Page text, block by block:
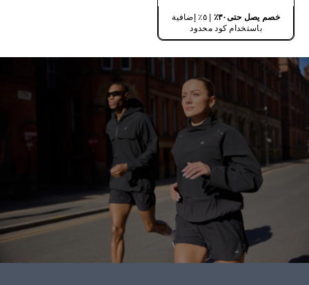
خصم يصل حتى٣٠٪
| ٥٪ إضافية
باستخدام كود محدود